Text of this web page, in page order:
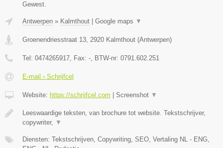
Gewest.
Antwerpen » Kalmthout Google maps ▼
Groenendriesstraat 13, 2920 Kalmthout (Antwerpen)
Tel: 0474265917, Fax: -, BTW-nr: 0791.602.251
E-mail › Schrijfcel
Website: https://schrijfcel.com Screenshot ▼
Leeswaardige teksten, van brochure tot website. Tekstschrijver,
copywriter, ▼
Diensten: Tekstschrijven, Copywriting, SEO, Vertaling NL - ENG,